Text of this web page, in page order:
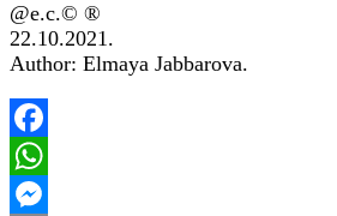
@e.c.© ®
22.10.2021.
Author: Elmaya Jabbarova.
Facebook
WhatsApp